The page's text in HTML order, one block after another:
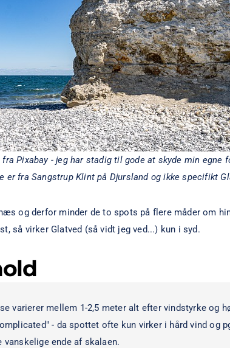
fraPixabay- jeg har stadig til gode at skyde min egne
er fra Sangstrup Klint på Djursland og ikke specifikt
og derfor minder de to spots på flere måder om
så virker Glatved (så vidt jeg ved...) kun i syd.
varierer mellem 1-2,5 meter alt efter vindstyrke og
- da spottet ofte kun virker i hård vind og
vanskelige ende af skalaen.